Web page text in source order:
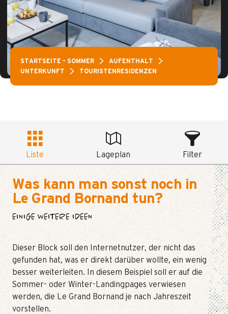
STARTSEITE – SOMMER
AUFENTHALT
UNTERKUNFT
TOURISTENRESIDENZEN
Liste Lageplan Filter
Was kann man sonst noch in
Le Grand Bornand tun?
EINIGE WEITERE IDEEN
Dieser Block soll den Internetnutzer, der nicht das
gefunden hat, was er direkt darüber wollte, ein wenig
besser weiterleiten. In diesem Beispiel soll er auf die
Sommer- oder Winter-Landingpages verwiesen
werden, die Le Grand Bornand je nach Jahreszeit
vorstellen.